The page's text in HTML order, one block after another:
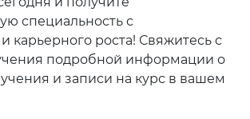
специальность с
карьерного роста! Свяжитесь с
подробной информации о
и записи на курс в вашем